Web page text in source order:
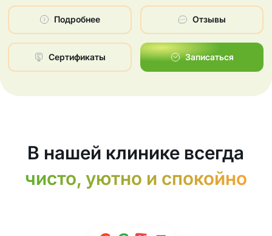
Подробнее Отзывы
Сертификаты Записаться
В нашей клинике всегда
чисто, уютно и спокойно